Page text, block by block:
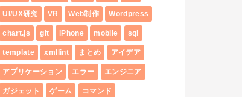
UI/UX研究 VR Web制作 Wordpress
chart.js git iPhone mobile sql
template xmllint まとめ アイデア
アプリケーション エラー エンジニア
ガジェット ゲーム コマンド